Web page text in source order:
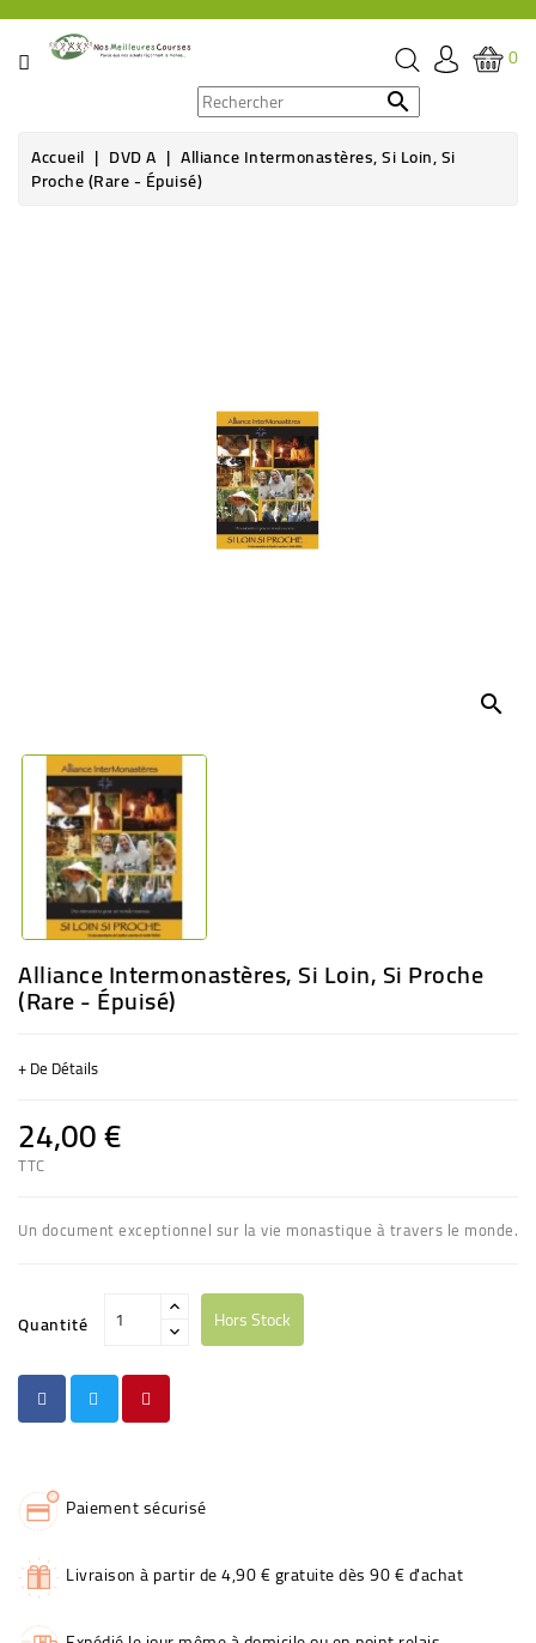
CATÉGORIE
ÉPICERIE
0

Accueil DVD A Alliance Intermonastères, Si Loin, Si
Proche (rare - Épuisé)
search
Alliance Intermonastères, Si Loin, Si Proche
(rare - Épuisé)
+ De Détails
24,00 €
TTC
Un document exceptionnel sur la vie monastique à travers le monde.
Quantité Hors Stock
Paiement sécurisé
Livraison à partir de 4,90 € gratuite dès 90 € d'achat